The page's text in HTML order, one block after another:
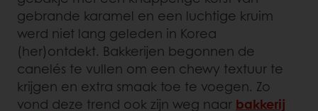
gebrande karamel en een luchtige kruim
werd niet lang geleden in Korea
(her)ontdekt. Bakkerijen begonnen de
canelés te vullen om een chewy textuur te
krijgen en extra smaak toe te voegen. Zo
vond deze trend ook zijn weg naar bakkerij